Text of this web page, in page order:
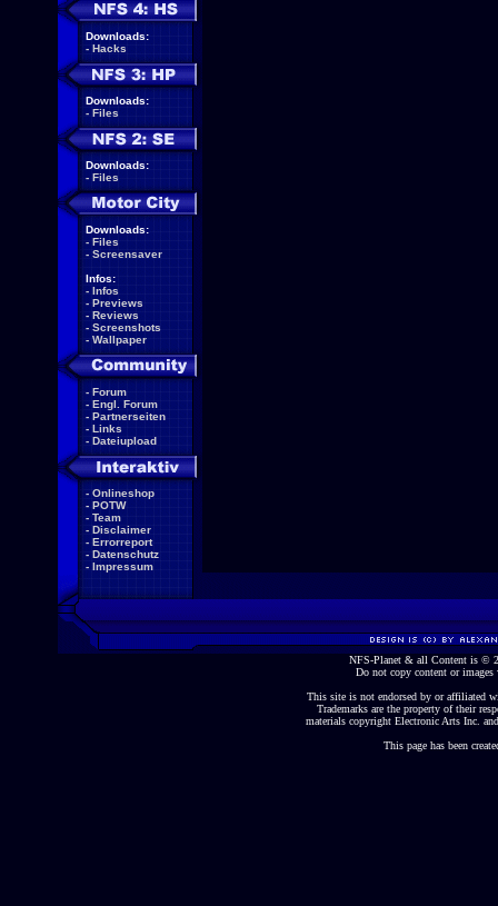
Downloads:
- Hacks
Downloads:
- Files
Downloads:
- Files
Downloads:
- Files
- Screensaver
Infos:
- Infos
- Previews
- Reviews
- Screenshots
- Wallpaper
- Forum
- Engl. Forum
- Partnerseiten
- Links
- Dateiupload
- Onlineshop
- POTW
- Team
- Disclaimer
- Errorreport
- Datenschutz
- Impressum
NFS-Planet & all Content is ©
Do not copy content or
This site is not endorsed by or affiliated
Trademarks are the property of their
materials copyright Electronic Arts Inc.
This page has been